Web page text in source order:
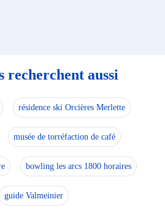
recherchent aussi
résidence ski Orcières Merlette
musée de torréfaction de café
bowling les arcs 1800 horaires
guide Valmeinier